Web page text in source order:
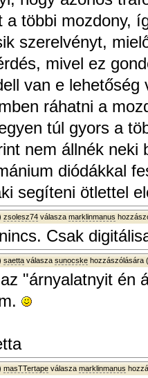
a többi mozdony,
szerelvényt,
mivel ez
van e lehetőség
ráhatni a
túl gyors a
nem állnék neki
diódákkal
segíteni ötlettel
zsolesz74 válasza marklinmanus
Csak
saetta válasza sunocske hozzászólására (
"árnyalatnyit én
masTTertape válasza marklinmanus